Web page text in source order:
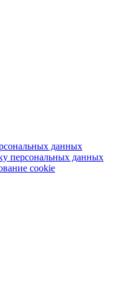
данных
персональных данных
cookie